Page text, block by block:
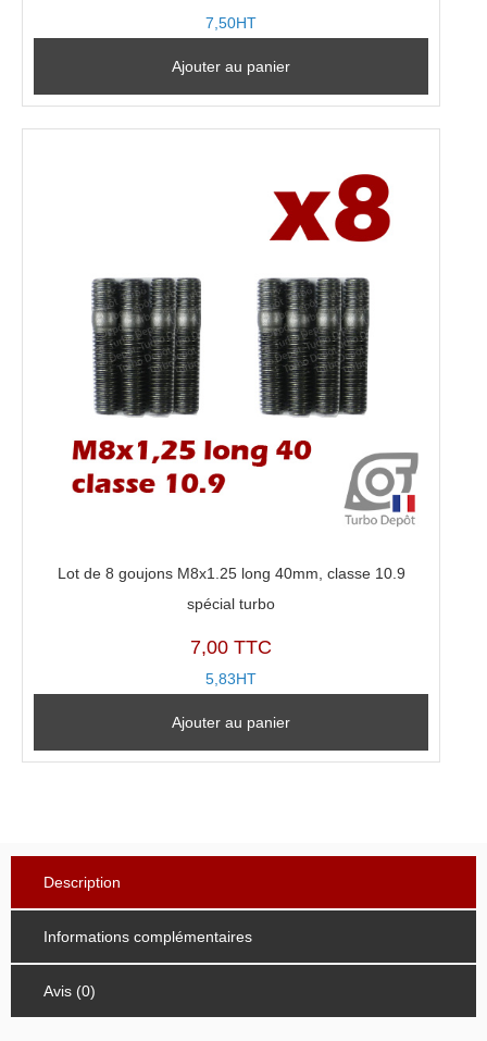
7,50HT
Ajouter au panier
Lot de 8 goujons M8x1.25 long 40mm, classe 10.9
spécial turbo
7,00 TTC
5,83HT
Ajouter au panier
Description
Informations complémentaires
Avis (0)